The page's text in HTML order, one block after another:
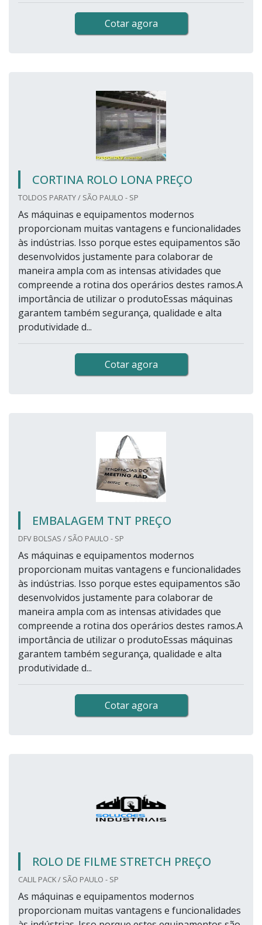
Cotar agora
CORTINA ROLO LONA PREÇO
TOLDOS PARATY / SÃO PAULO - SP
As máquinas e equipamentos modernos
proporcionam muitas vantagens e funcionalidades
às indústrias. Isso porque estes equipamentos são
desenvolvidos justamente para colaborar de
maneira ampla com as intensas atividades que
compreende a rotina dos operários destes ramos.A
importância de utilizar o produtoEssas máquinas
garantem também segurança, qualidade e alta
produtividade d...
Cotar agora
EMBALAGEM TNT PREÇO
DFV BOLSAS / SÃO PAULO - SP
As máquinas e equipamentos modernos
proporcionam muitas vantagens e funcionalidades
às indústrias. Isso porque estes equipamentos são
desenvolvidos justamente para colaborar de
maneira ampla com as intensas atividades que
compreende a rotina dos operários destes ramos.A
importância de utilizar o produtoEssas máquinas
garantem também segurança, qualidade e alta
produtividade d...
Cotar agora
ROLO DE FILME STRETCH PREÇO
CALIL PACK / SÃO PAULO - SP
As máquinas e equipamentos modernos
proporcionam muitas vantagens e funcionalidades